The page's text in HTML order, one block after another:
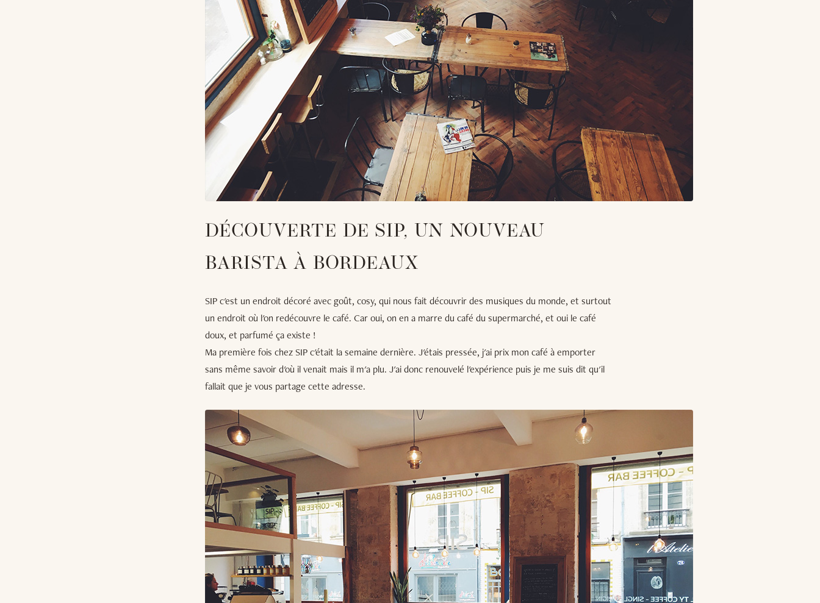
DÉCOUVERTE DE SIP, UN NOUVEAU
BARISTA À BORDEAUX
SIP c'est un endroit décoré avec goût, cosy, qui nous fait découvrir des musiques du monde, et surtout
un endroit où l'on redécouvre le café. Car oui, on en a marre du café du supermarché, et oui le café
doux, et parfumé ça existe !
Ma première fois chez SIP c'était la semaine dernière. J'étais pressée, j'ai prix mon café à emporter
sans même savoir d'où il venait mais il m'a plu. J'ai donc renouvelé l'expérience puis je me suis dit qu'il
fallait que je vous partage cette adresse.